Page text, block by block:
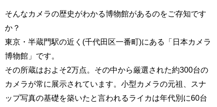
そんなカメラの歴史がわかる博物館があるのをご存知です
か？
東京・半蔵門駅の近く(千代田区一番町)にある「日本カメラ
博物館」です。
その所蔵はおよそ2万点。その中から厳選された約300台の
カメラが常に展示されています。小型カメラの元祖、スナ
ップ写真の基礎を築いたと言われるライカは年代別に60台